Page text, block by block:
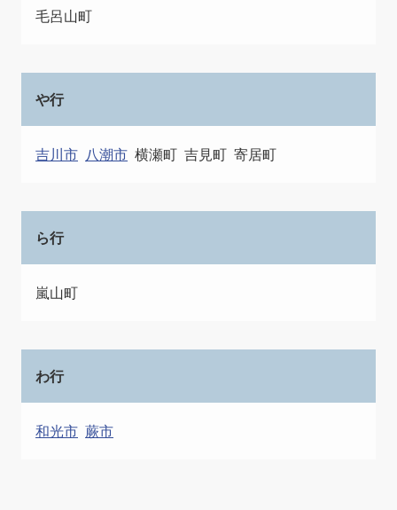
毛呂山町
や行
吉川市 八潮市 横瀬町 吉見町 寄居町
ら行
嵐山町
わ行
和光市 蕨市